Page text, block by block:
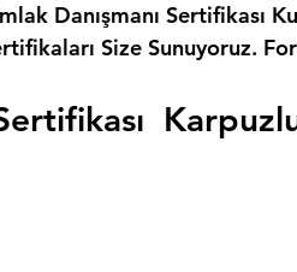
Danışmanı Sertifikası
Size Sunuyoruz.